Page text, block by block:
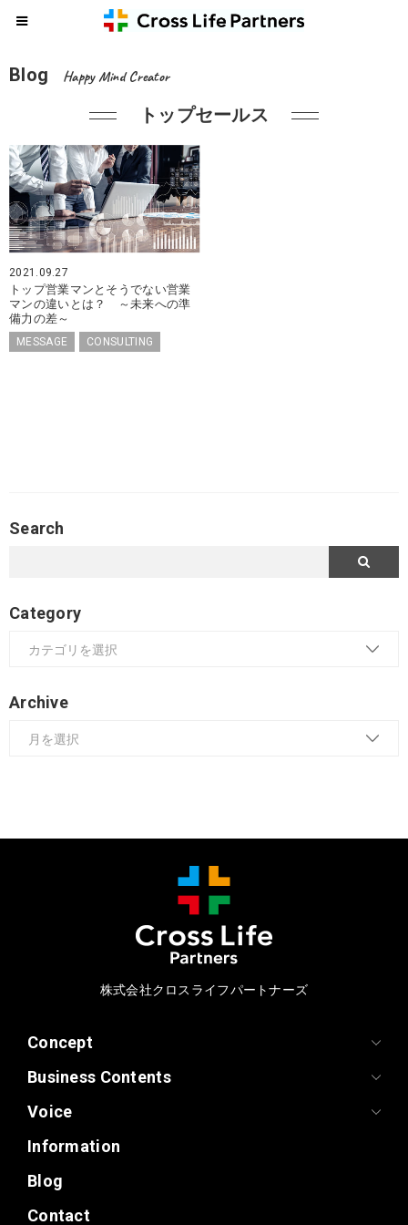
Blog Happy Mind Creator
トップセールス
2021.09.27
トップ営業マンとそうでない営業
マンの違いとは？ ～未来への準
備力の差～
MESSAGE CONSULTING
Search
Category
Archive
株式会社クロスライフパートナーズ
Concept
Business Contents
Voice
Information
Blog
Contact